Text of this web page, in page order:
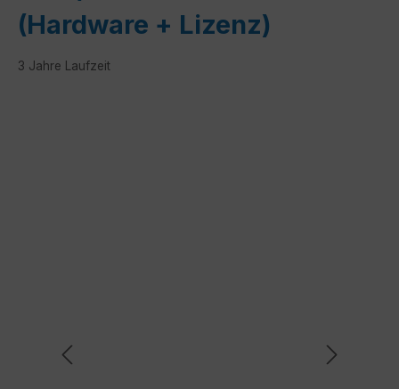
(Hardware + Lizenz)
3 Jahre Laufzeit